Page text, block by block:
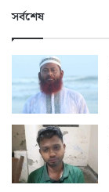
সর্বশেষ